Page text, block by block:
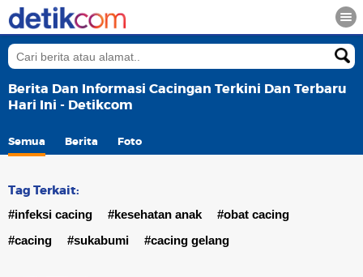
Berita Dan Informasi Cacingan Terkini Dan Terbaru
Hari Ini - Detikcom
Semua Berita Foto
Tag Terkait:
#infeksi cacing #kesehatan anak
#obat cacing
#cacing
#sukabumi #cacing gelang